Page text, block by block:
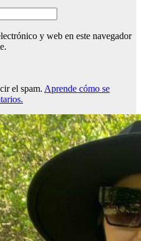
y web en este navegador
el spam. Aprende cómo se